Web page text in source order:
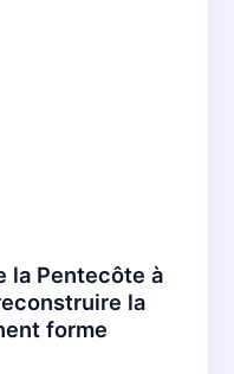
la Pentecôte à
la
forme